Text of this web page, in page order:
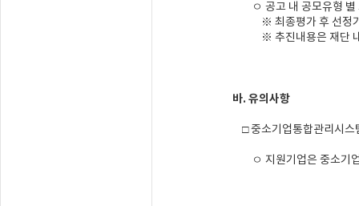
ㅇ 공고 내 공모유형 별
※ 최종평가 후 선정기
※ 추진내용은 재단 내
바. 유의사항
□ 중소기업통합관리시
ㅇ 지원기업은 중소기업